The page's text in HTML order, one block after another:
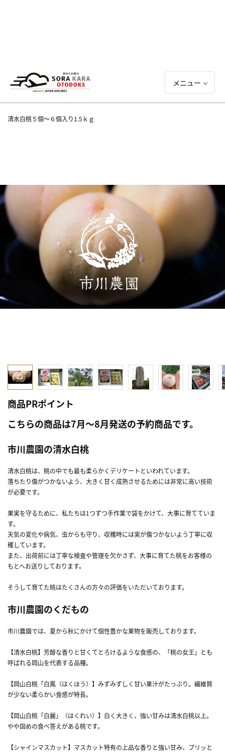
メニュー
清水白桃５個～６個入り1.5ｋｇ
商品PRポイント
こちらの商品は7月～8月発送の予約商品です。
市川農園の清水白桃
清水白桃は、桃の中でも最も柔らかくデリケートといわれています。
落ちたり傷がつかないよう、大きく甘く成熟させるためには非常に高い技術
が必要です。
果実を守るために、私たちは1つずつ手作業で袋をかけて、大事に育てていま
す。
天気の変化や病気、虫からも守り、収穫時には実が傷つかないよう丁寧に収
穫しています。
また、出荷前には丁寧な検査や管理を欠かさず、大事に育てた桃をお客様の
もとへお送りしております。
そうして育てた桃はたくさんの方々の評価をいただいております。
市川農園のくだもの
市川農園では、夏から秋にかけて個性豊かな果物を販売しております。
【清水白桃】芳醇な香りと甘くてとろけるような食感の、「桃の女王」とも
呼ばれる岡山を代表する品種。
【岡山白桃「白鳳（はくほう）】みずみずしく甘い果汁がたっぷり。繊維質
が少ない柔らかい食感が特長。
【岡山白桃「白麗」（はくれい）】白く大きく、強い甘みは清水白桃以上。
やや固めの食べ答えがある桃です。
【シャインマスカット】マスカット特有の上品な香りと強い甘み、プリッと